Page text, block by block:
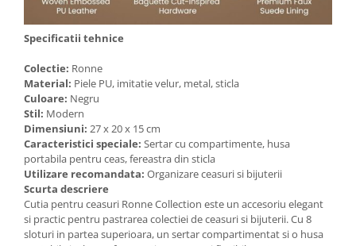
Comode
Mese cafea si decorative
Rafturi si biblioteci
Tabureti si fotolii
Mobila hol
Cuiere
Pantofare
Specificatii tehnice
Colectie: Ronne
Material: Piele PU, imitatie velur, metal, sticla
Culoare: Negru
Stil: Modern
Dimensiuni: 27 x 20 x 15 cm
Caracteristici speciale: Sertar cu compartimente, husa
portabila pentru ceas, fereastra din sticla
Utilizare recomandata: Organizare ceasuri si bijuterii
Scurta descriere
Cutia pentru ceasuri Ronne Collection este un accesoriu elegant
si practic pentru pastrarea colectiei de ceasuri si bijuterii. Cu 8
sloturi in partea superioara, un sertar compartimentat si o husa